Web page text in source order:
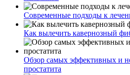
Современные подходы к
Как вылечить кавернозный
Обзор самых эффективных и
простатита